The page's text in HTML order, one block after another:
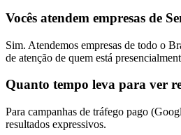
Vocês atendem empresas de
Sim. Atendemos empresas de todo o
de atenção de quem está
Quanto tempo leva para ver
Para campanhas de tráfego pago
resultados expressivos.